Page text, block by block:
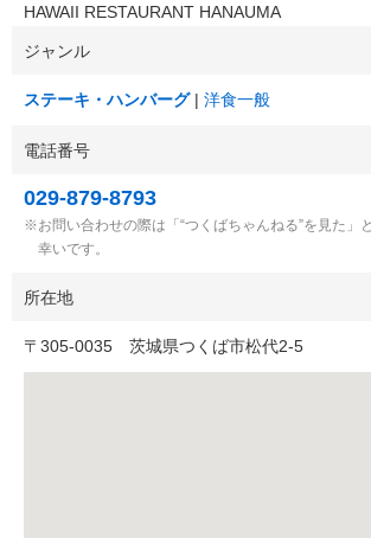
HAWAII RESTAURANT HANAUMA
ジャンル
ステーキ・ハンバーグ 洋食一般
電話番号
029-879-8793
お問い合わせの際は「“つくばちゃんねる”を見た」
幸いです。
所在地
〒 305-0035 茨城県つくば市松代2-5